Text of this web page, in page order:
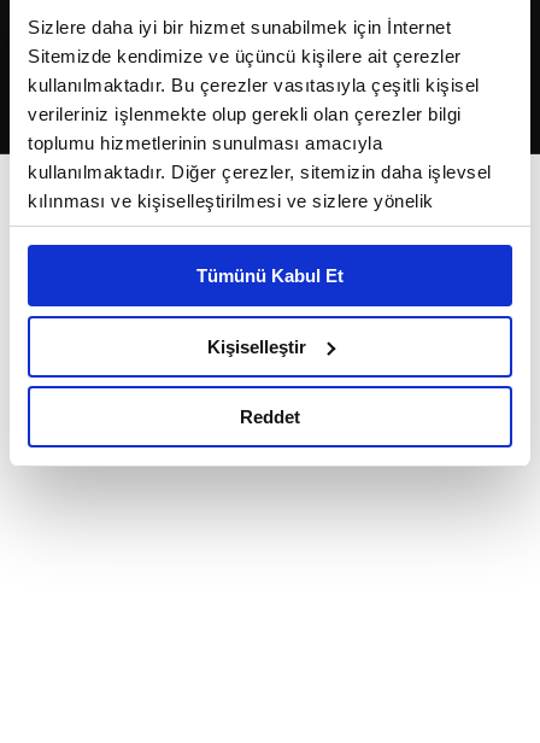
Sizlere daha iyi bir hizmet sunabilmek için İnternet
Sitemizde kendimize ve üçüncü kişilere ait çerezler
kullanılmaktadır. Bu çerezler vasıtasıyla çeşitli kişisel
verileriniz işlenmekte olup gerekli olan çerezler bilgi
toplumu hizmetlerinin sunulması amacıyla
kullanılmaktadır. Diğer çerezler, sitemizin daha işlevsel
kılınması ve kişiselleştirilmesi ve sizlere yönelik
reklam/pazarlama faaliyetlerinin yapılması, amaçlarıyla
Çerezlere ilişkin tercihlerinizi çerez paneli vasıtasıyla
belirleyebilirsiniz. Çerezlere ilişkin detaylı bilgi için
Ayarlar butonuna tıklayabilir,Çerez Bilgilendirme
Metnimizi ziyaret edebilirsiniz.
okumak ve sitemizi ziyaretiniz kapsamında
Tümünü Kabul Et
Kişiselleştir
Reddet
2026Fikriyat. Tüm hakları saklıdır.